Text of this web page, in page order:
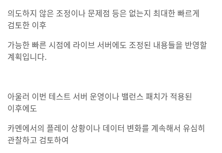
의도하지 않은 조정이나 문제점 등은 없는지 최대한 빠르게
검토한 이후
가능한 빠른 시점에 라이브 서버에도 조정된 내용들을 반영할
계획입니다.
아울러 이번 테스트 서버 운영이나 밸런스 패치가 적용된
이후에도
카멘에서의 플레이 상황이나 데이터 변화를 계속해서 유심히
관찰하고 검토하여